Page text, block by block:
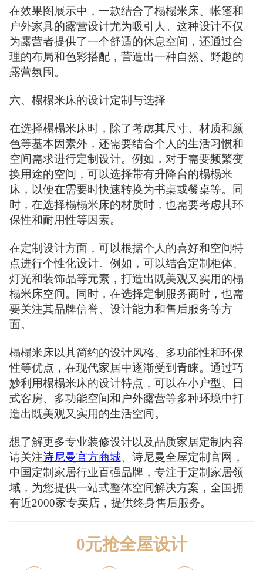
在效果图展示中，一款结合了榻榻米床、帐篷和
户外家具的露营设计尤为吸引人。这种设计不仅
为露营者提供了一个舒适的休息空间，还通过合
理的布局和色彩搭配，营造出一种自然、野趣的
露营氛围。
六、榻榻米床的设计定制与选择
在选择榻榻米床时，除了考虑其尺寸、材质和颜
色等基本因素外，还需要结合个人的生活习惯和
空间需求进行定制设计。例如，对于需要频繁变
换用途的空间，可以选择带有升降台的榻榻米
床，以便在需要时快速转换为书桌或餐桌等。同
时，在选择榻榻米床的材质时，也需要考虑其环
保性和耐用性等因素。
在定制设计方面，可以根据个人的喜好和空间特
点进行个性化设计。例如，可以结合定制柜体、
灯光和装饰品等元素，打造出既美观又实用的榻
榻米床空间。同时，在选择定制服务商时，也需
要关注其品牌信誉、设计能力和售后服务等方
面。
榻榻米床以其简约的设计风格、多功能性和环保
性等优点，在现代家居中逐渐受到青睐。通过巧
妙利用榻榻米床的设计特点，可以在小户型、日
式客房、多功能空间和户外露营等多种环境中打
造出既美观又实用的生活空间。
想了解更多专业装修设计以及品质家居定制内容
请关注诗尼曼官方商城、诗尼曼全屋定制官网，
中国定制家居行业百强品牌，专注于定制家居领
域，为您提供一站式整体空间解决方案，全国拥
有近2000家专卖店，提供终身售后服务。
0元抢全屋设计